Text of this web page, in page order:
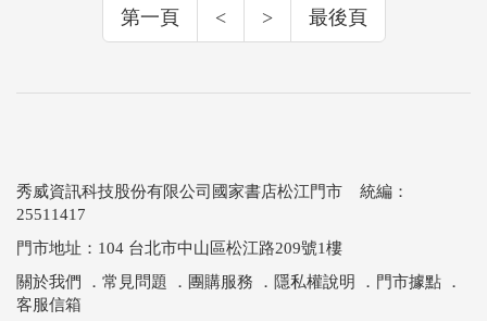
第一頁 < > 最後頁
秀威資訊科技股份有限公司國家書店松江門市 統編：
25511417
門市地址：104 台北市中山區松江路209號1樓
關於我們 ． 常見問題 ． 團購服務 ． 隱私權說明 ． 門市據點 ．
客服信箱